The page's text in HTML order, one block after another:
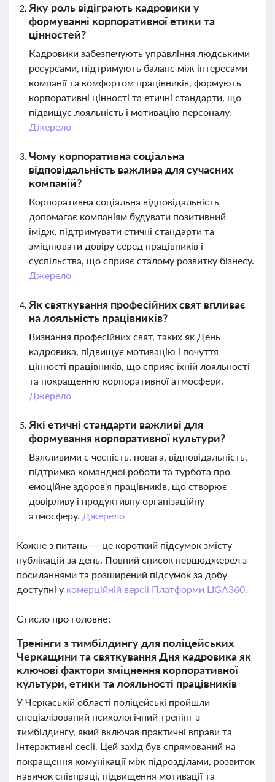
Яку роль відіграють кадровики у
формуванні корпоративної етики та
цінностей?
Кадровики забезпечують управління людськими
ресурсами, підтримують баланс між інтересами
компанії та комфортом працівників, формують
корпоративні цінності та етичні стандарти, що
підвищує лояльність і мотивацію персоналу.
Джерело
Чому корпоративна соціальна
відповідальність важлива для сучасних
компаній?
Корпоративна соціальна відповідальність
допомагає компаніям будувати позитивний
імідж, підтримувати етичні стандарти та
зміцнювати довіру серед працівників і
суспільства, що сприяє сталому розвитку бізнесу.
Джерело
Як святкування професійних свят впливає
на лояльність працівників?
Визнання професійних свят, таких як День
кадровика, підвищує мотивацію і почуття
цінності працівників, що сприяє їхній лояльності
та покращенню корпоративної атмосфери.
Джерело
Які етичні стандарти важливі для
формування корпоративної культури?
Важливими є чесність, повага, відповідальність,
підтримка командної роботи та турбота про
емоційне здоров'я працівників, що створює
довірливу і продуктивну організаційну
атмосферу. Джерело
Кожне з питань — це короткий підсумок змісту
публікацій за день. Повний список першоджерел з
посиланнями та розширений підсумок за добу
доступні у комерційній версії Платформи LIGA360.
Стисло про головне:
Тренінги з тимбілдингу для поліцейських
Черкащини та святкування Дня кадровика як
ключові фактори зміцнення корпоративної
культури, етики та лояльності працівників
У Черкаській області поліцейські пройшли
спеціалізований психологічний тренінг з
тимбілдингу, який включав практичні вправи та
інтерактивні сесії. Цей захід був спрямований на
покращення комунікації між підрозділами, розвиток
навичок співпраці, підвищення мотивації та